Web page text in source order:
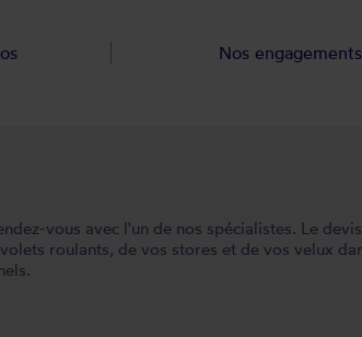
vous avec l'un de nos spécialistes. Le
roulants, de vos stores et de vos velux
Nos engagements